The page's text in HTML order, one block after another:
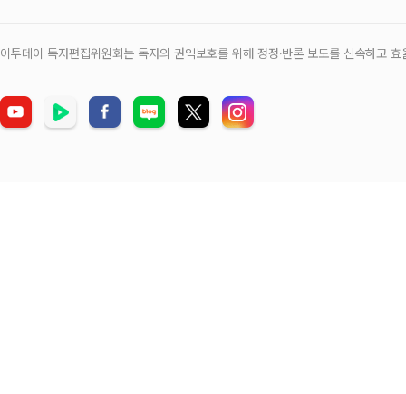
이투데이 독자편집위원회는 독자의 권익보호를 위해 정정‧반론 보도를 신속하고